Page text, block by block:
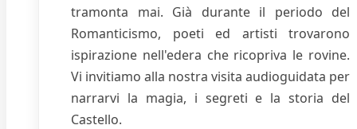
tramonta mai. Già durante il periodo del
Romanticismo, poeti ed artisti trovarono
ispirazione nell'edera che ricopriva le rovine.
Vi invitiamo alla nostra visita audioguidata per
narrarvi la magia, i segreti e la storia del
Castello.